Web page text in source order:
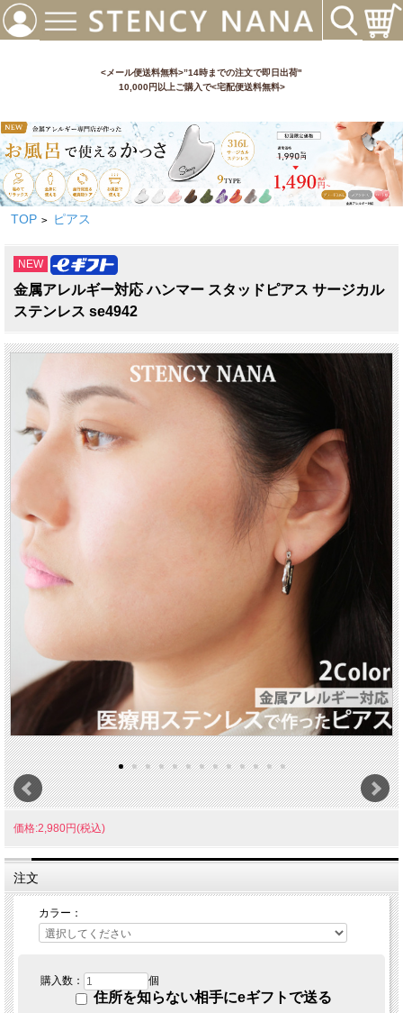
<メール便送料無料>”14時までの注文で即日出荷"
10,000円以上ご購入で<宅配便送料無料>
TOP > ピアス
NEW
金属アレルギー対応 ハンマー スタッドピアス サージカル
ステンレス se4942
価格:2,980円(税込)
注文
カラー：
購入数： 個
住所を知らない相手にeギフトで送る